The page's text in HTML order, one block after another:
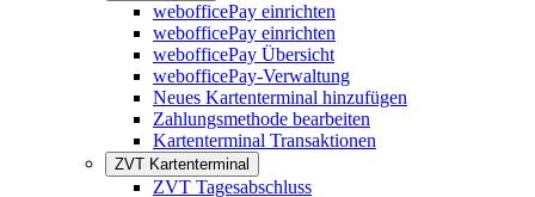
webofficePay einrichten
webofficePay einrichten
webofficePay Übersicht
webofficePay-Verwaltung
Neues Kartenterminal hinzufügen
Zahlungsmethode bearbeiten
Kartenterminal Transaktionen
ZVT Kartenterminal
ZVT Tagesabschluss